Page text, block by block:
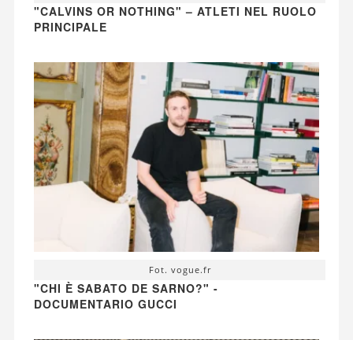
"CALVINS OR NOTHING" – ATLETI NEL RUOLO
PRINCIPALE
Fot. vogue.fr
"CHI È SABATO DE SARNO?" -
DOCUMENTARIO GUCCI